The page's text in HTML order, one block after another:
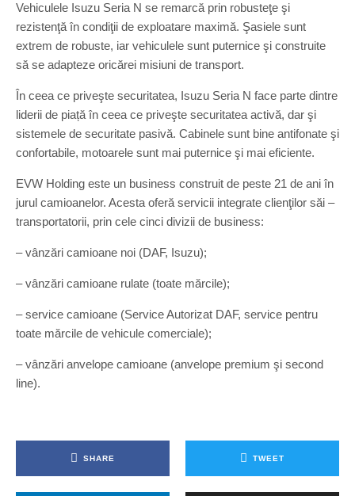
Vehiculele Isuzu Seria N se remarcă prin robusteţe şi
rezistenţă în condiţii de exploatare maximă. Şasiele sunt
extrem de robuste, iar vehiculele sunt puternice şi construite
să se adapteze oricărei misiuni de transport.
În ceea ce priveşte securitatea, Isuzu Seria N face parte dintre
liderii de piață în ceea ce priveşte securitatea activă, dar şi
sistemele de securitate pasivă. Cabinele sunt bine antifonate şi
confortabile, motoarele sunt mai puternice şi mai eficiente.
EVW Holding este un business construit de peste 21 de ani în
jurul camioanelor. Acesta oferă servicii integrate clienţilor săi –
transportatorii, prin cele cinci divizii de business:
– vânzări camioane noi (DAF, Isuzu);
– vânzări camioane rulate (toate mărcile);
– service camioane (Service Autorizat DAF, service pentru
toate mărcile de vehicule comerciale);
– vânzări anvelope camioane (anvelope premium şi second
line).
SHARE TWEET